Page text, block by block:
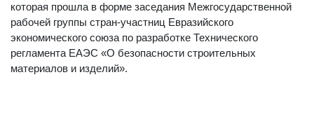
которая прошла в форме заседания Межгосударственной
рабочей группы стран-участниц Евразийского
экономического союза по разработке Технического
регламента ЕАЭС «О безопасности строительных
материалов и изделий».